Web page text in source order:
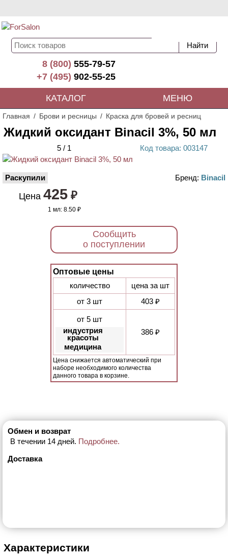
8 (800)555-79-57
+7 (495)902-55-25
КАТАЛОГ МЕНЮ
Главная Брови и ресницы Краска для бровей и ресниц
Жидкий оксидант Binacil 3%, 50 мл
5 / 1 Код товара: 003147
Раскупили Бренд: Binacil
Цена 425₽
1 мл:8.50 ₽
Сообщить
о поступлении
Оптовые цены
количество
цена за шт
от 3 шт
403 ₽
от 5 шт
индустрия
красоты
медицина
386 ₽
Цена снижается автоматический при
наборе необходимого количества
данного товара в корзине.
Обмен и возврат
В течении 14 дней. Подробнее.
Доставка
Характеристики